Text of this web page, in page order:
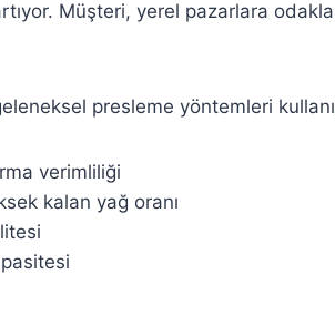
Müşteri, yerel pazarlara
presleme yöntemleri
verimliliği
kalan yağ oranı